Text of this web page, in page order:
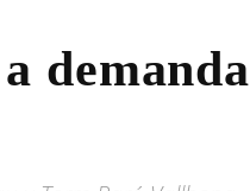
demanda